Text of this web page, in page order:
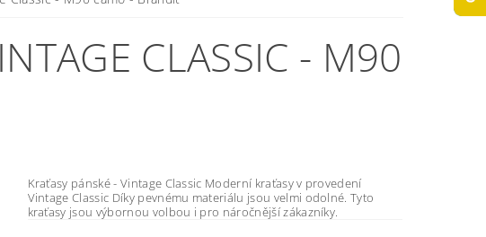
CLASSIC - M90
Kraťasy pánské - Vintage Classic Moderní kraťasy v provedení
Vintage Classic Díky pevnému materiálu jsou velmi odolné. Tyto
kraťasy jsou výbornou volbou i pro náročnější zákazníky.